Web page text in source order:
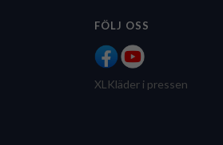
FÖLJ OSS
XLKläder i pressen